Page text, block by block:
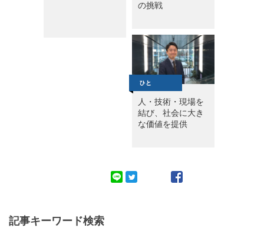
の挑戦
人・技術・現場を
結び、社会に大き
な価値を提供
記事キーワード検索